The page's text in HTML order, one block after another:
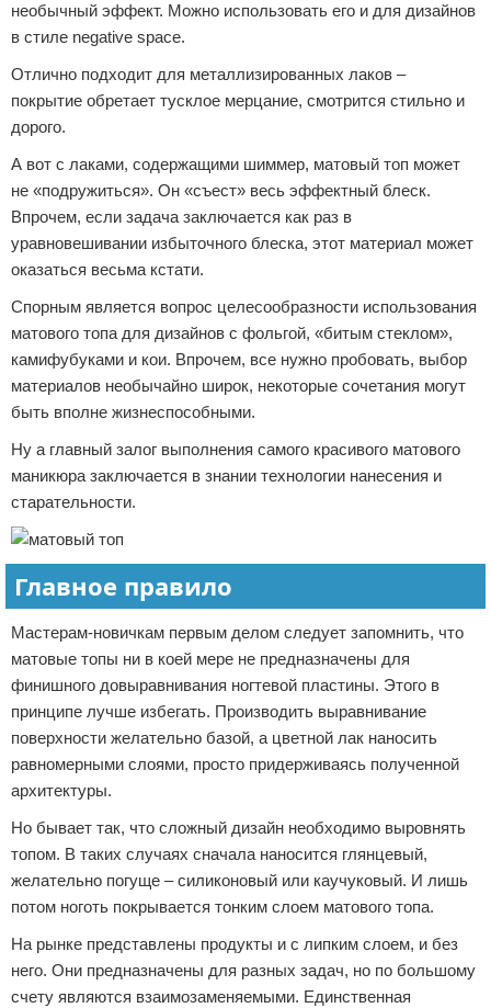
необычный эффект. Можно использовать его и для дизайнов
в стиле negative space.
Отлично подходит для металлизированных лаков –
покрытие обретает тусклое мерцание, смотрится стильно и
дорого.
А вот с лаками, содержащими шиммер, матовый топ может
не «подружиться». Он «съест» весь эффектный блеск.
Впрочем, если задача заключается как раз в
уравновешивании избыточного блеска, этот материал может
оказаться весьма кстати.
Спорным является вопрос целесообразности использования
матового топа для дизайнов с фольгой, «битым стеклом»,
камифубуками и кои. Впрочем, все нужно пробовать, выбор
материалов необычайно широк, некоторые сочетания могут
быть вполне жизнеспособными.
Ну а главный залог выполнения самого красивого матового
маникюра заключается в знании технологии нанесения и
старательности.
Главное правило
Мастерам-новичкам первым делом следует запомнить, что
матовые топы ни в коей мере не предназначены для
финишного довыравнивания ногтевой пластины. Этого в
принципе лучше избегать. Производить выравнивание
поверхности желательно базой, а цветной лак наносить
равномерными слоями, просто придерживаясь полученной
архитектуры.
Но бывает так, что сложный дизайн необходимо выровнять
топом. В таких случаях сначала наносится глянцевый,
желательно погуще – силиконовый или каучуковый. И лишь
потом ноготь покрывается тонким слоем матового топа.
На рынке представлены продукты и с липким слоем, и без
него. Они предназначены для разных задач, но по большому
счету являются взаимозаменяемыми. Единственная